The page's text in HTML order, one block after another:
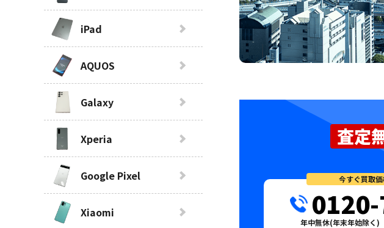
査定
今すぐ買取
年中無休(年末年始除く)
iPad
AQUOS
Galaxy
Xperia
Google Pixel
Xiaomi